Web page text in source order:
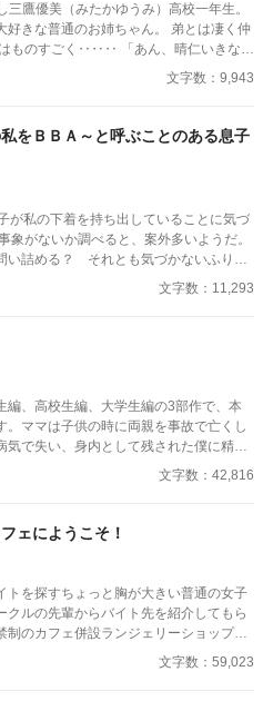
好きな普通のお姉ちゃん。 弟とは凄く仲
‥‥‥ 「あん、晴仁いきなり
のあたしたち。 で
アレが来そうなのになかなか来ないの
お腹が出て来てる!?」 お姉ちゃんの秘密の悩みです。
文字数：9,943
をＢＢＡ～と呼ぶことのある息子
が私の下着を持ち出していることに気づ
象がないか調べると、案外多いようだ。
い詰める？ それとも気づかないふりを
文字数：11,293
編、高校生編、大学生編の3部作で、本
。ママは子供の時に両親を事故で亡くし
気で失い、身内として残された僕に精神
る。幼少期の「僕」はそのママの依存が
る閉鎖的な生活を当たり前のことと考
きものと疑わず、ママも戸惑いながら
満足する。ママも僕もそうした行為が少
いることは理解しているが、ママとの
ずに戸惑いながらも続く「ママと中学生
ました。
文字数：42,816
ェにようこそ！
を探すちょっと胸が大きい普通の女子
クルの先輩からバイト先を紹介してもら
制のカフェ併設ランジェリーショップ
ションであり実在の人物・団体・法律
文字数：59,023